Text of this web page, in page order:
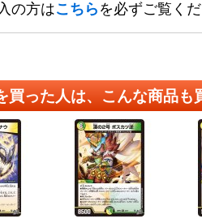
の方はこちら を必ずご覧くだ
買った人は、こんな商品も